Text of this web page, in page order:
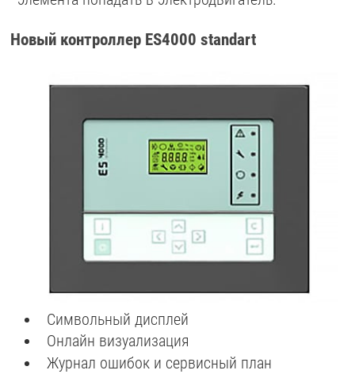
Новый контроллер ES4000 standart
Символьный дисплей
Онлайн визуализация
Журнал ошибок и сервисный план